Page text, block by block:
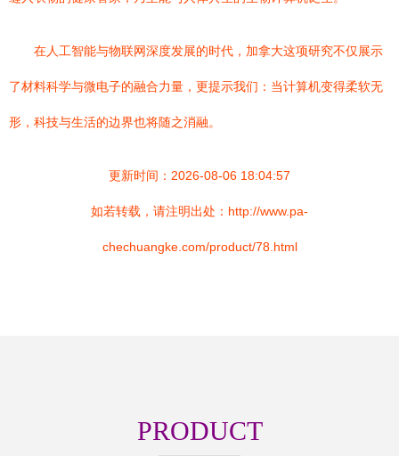
在人工智能与物联网深度发展的时代，加拿大这项研究不仅展示
了材料科学与微电子的融合力量，更提示我们：当计算机变得柔软无
形，科技与生活的边界也将随之消融。
更新时间：2026-08-06 18:04:57
如若转载，请注明出处：http://www.pa-
chechuangke.com/product/78.html
PRODUCT